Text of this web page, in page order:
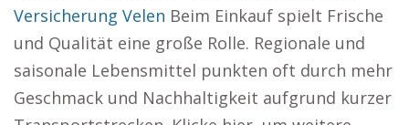
Versicherung Velen Beim Einkauf spielt Frische
und Qualität eine große Rolle. Regionale und
saisonale Lebensmittel punkten oft durch mehr
Geschmack und Nachhaltigkeit aufgrund kurzer